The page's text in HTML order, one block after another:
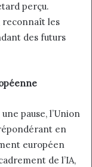
perçu.
reconnaît les
des futurs
pause, l’Union
en
européen
de l’IA,